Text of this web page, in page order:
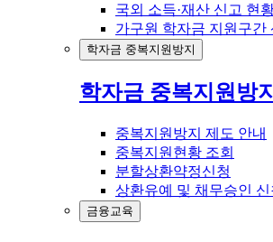
국외 소득·재산 신고 현
가구원 학자금 지원구간
학자금 중복지원방지
학자금 중복지원방지
중복지원방지 제도 안내
중복지원현황 조회
분할상환약정신청
상환유예 및 채무승인 신
금융교육